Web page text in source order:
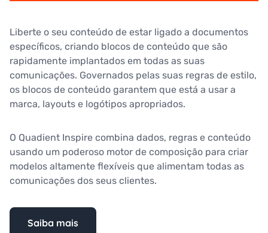
Liberte o seu conteúdo de estar ligado a documentos
específicos, criando blocos de conteúdo que são
rapidamente implantados em todas as suas
comunicações. Governados pelas suas regras de estilo,
os blocos de conteúdo garantem que está a usar a
marca, layouts e logótipos apropriados.
O Quadient Inspire combina dados, regras e conteúdo
usando um poderoso motor de composição para criar
modelos altamente flexíveis que alimentam todas as
comunicações dos seus clientes.
Saiba mais